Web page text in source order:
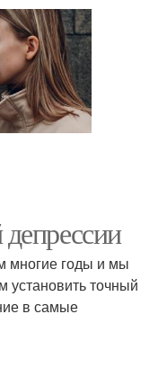
многие годы и мы
точный
в самые